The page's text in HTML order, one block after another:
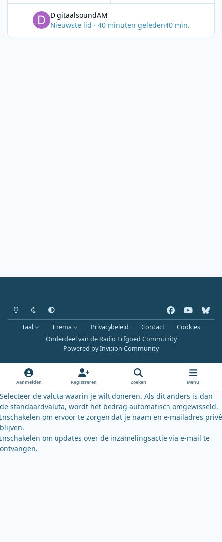
DigitaalsoundAM
Nieuwste lid · 40 minuten geleden40 min.
Heldere modus
Donkere modus
Systeemvoorkeur
a
c
e
o
k
o
u
b
b
l
u
k
y
Taal Thema Privacybeleid Contact
Cookies
Onderdeel van de Radio Erfgoed Community
Powered byInvision Community
Aanmelden Registreren Zoeken Menu
Selecteer de valuta waarin je wilt doneren. Als dit anders is dan
de standaardvaluta, wordt het bedrag automatisch omgewisseld.
Inschakelen om ervoor te zorgen dat je naam en e-mailadres privé
blijven.
Inschakelen om updates over de inzamelingsactie via e-mail te
ontvangen.